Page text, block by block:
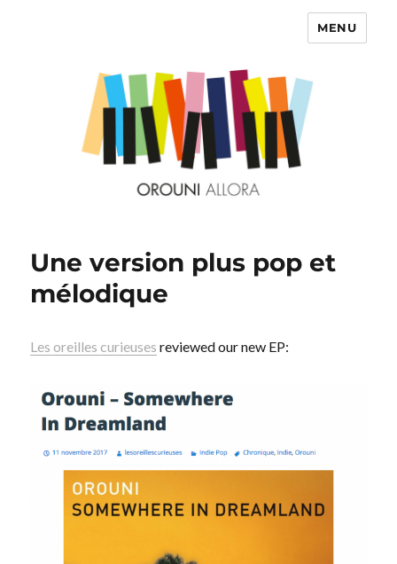
MENU
Une version plus pop et
mélodique
Les oreilles curieuses reviewed our new EP: